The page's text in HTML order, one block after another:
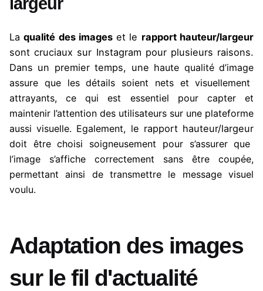
Laqualité des imageset le rapport hauteur/largeur
sont cruciaux sur Instagram pour plusieurs raisons.
Dans un premier temps, une haute qualité d’image
assure que les détails soient nets et visuellement
attrayants, ce qui est essentiel pour capter et
maintenir l’attention des utilisateurs sur une plateforme
aussi visuelle. Egalement, le rapport hauteur/largeur
doit être choisi soigneusement pour s’assurer que
l’image s’affiche correctement sans être coupée,
permettant ainsi de transmettre le message visuel
voulu.
Adaptation des images
sur le fil d'actualité